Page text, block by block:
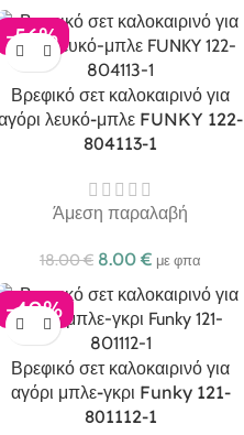
-56%
Βρεφικό σετ καλοκαιρινό για
λευκό-μπλε FUNKY 122-
804113-1
Άμεση παραλαβή
18.00€ 8.00 € με φπα
-40%
Βρεφικό σετ καλοκαιρινό για
αγόρι μπλε-γκρι Funky 121-
801112-1